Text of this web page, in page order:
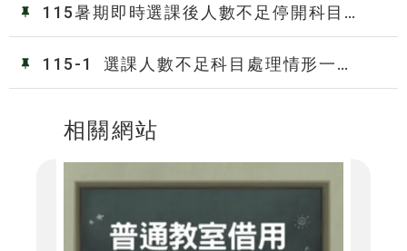
並向師生宣導，以共同維護智慧財產權(請
參閱附件)
115暑期即時選課後人數不足停開科目
表
115-1 選課人數不足科目處理情形一覽
表
相關網站
播放